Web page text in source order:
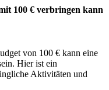
100 € verbringen kann
von 100 € kann eine
Hier ist ein
Aktivitäten und